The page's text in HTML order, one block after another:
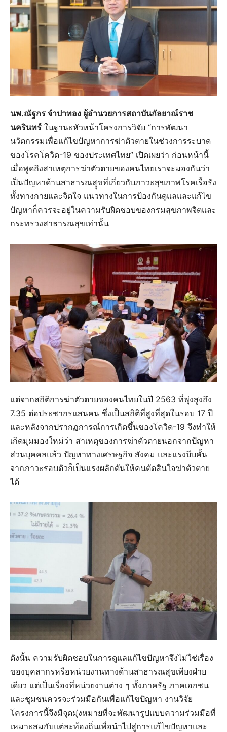
นพ.ณัฐกร จำปาทอง ผู้อำนวยการสถาบันกัลยาณ์ราช
นครินทร์ ในฐานะหัวหน้าโครงการวิจัย “การพัฒนา
นวัตกรรมเพื่อแก้ไขปัญหาการฆ่าตัวตายในช่วงการระบาด
ของโรคโควิด-19 ของประเทศไทย” เปิดเผยว่า ก่อนหน้านี้
เมื่อพูดถึงสาเหตุการฆ่าตัวตายของคนไทยเราจะมองกันว่า
เป็นปัญหาด้านสาธารณสุุขที่เกี่ยวกับภาวะสุขภาพโรคเรื้อรัง
ทั้งทางกายและจิตใจ แนวทางในการป้องกันดูแลและแก้ไข
ปัญหาก็ควรจะอยู่ในความรับผิดชอบของกรมสุขภาพจิตและ
กระทรวงสาธารณสุขเท่านั้น
แต่จากสถิติการฆ่าตัวตายของคนไทยในปี 2563 ที่พุุ่งสูงถึง
7.35 ต่อประชากรแสนคน ซึ่งเป็นสถิติที่สูงที่สุดในรอบ 17 ปี
และหลังจากปรากฏการณ์การเกิดขึ้นของโควิด-19 จึงทำให้
เกิดมุมมองใหม่ว่า สาเหตุของการฆ่าตัวตายนอกจากปัญหา
ส่วนบุคคลแล้ว ปัญหาทางเศรษฐกิจ สังคม และแรงบีบคั้น
จากภาวะรอบตัวก็เป็นแรงผลักดันให้คนตัดสินใจฆ่าตัวตาย
ได้
ดังนั้น ความรับผิดชอบในการดูแลแก้ไขปัญหาจึงไม่ใช่เรื่อง
ของบุคลากรหรือหน่วยงานทางด้านสาธารณสุขเพียงฝ่าย
เดียว แต่เป็นเรื่องที่หน่วยงานต่าง ๆ ทั้งภาครัฐ ภาคเอกชน
และชุมชนควรจะร่วมมือกันเพื่อแก้ไขปัญหา งานวิจัย
โครงการนี้จึงมีจุดมุ่งหมายที่จะพัฒนารูปแบบความร่วมมือที่
เหมาะสมกับแต่ละท้องถิ่นเพื่อนำไปสู่การแก้ไขปัญหาและ